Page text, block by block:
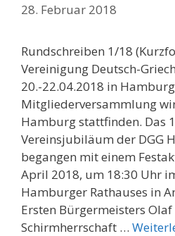
28. Februar 2018
Rundschreiben 1/18
Vereinigung Deutsch-
20.-22.04.2018 in
Mitgliederversammlung
Hamburg stattfinden. Das
Vereinsjubiläum der DGG
begangen mit einem
April 2018, um 18:30 Uhr
Hamburger Rathauses in
Ersten Bürgermeisters
Schirmherrschaft …